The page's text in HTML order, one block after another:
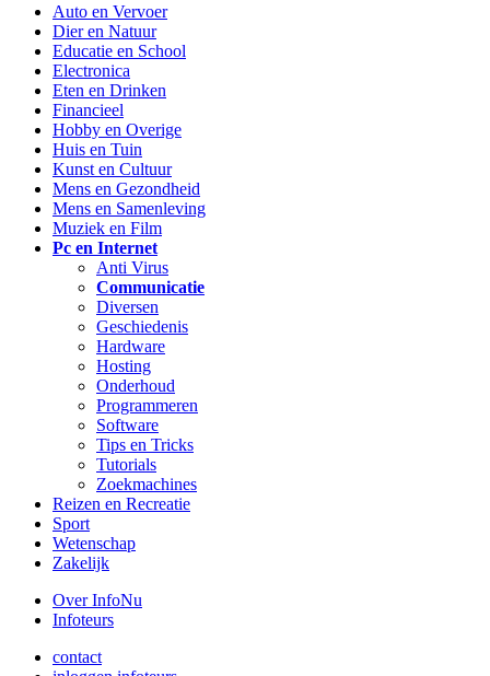
Auto en Vervoer
Dier en Natuur
Educatie en School
Electronica
Eten en Drinken
Financieel
Hobby en Overige
Huis en Tuin
Kunst en Cultuur
Mens en Gezondheid
Mens en Samenleving
Muziek en Film
Pc en Internet
Anti Virus
Communicatie
Diversen
Geschiedenis
Hardware
Hosting
Onderhoud
Programmeren
Software
Tips en Tricks
Tutorials
Zoekmachines
Reizen en Recreatie
Sport
Wetenschap
Zakelijk
Over InfoNu
Infoteurs
contact